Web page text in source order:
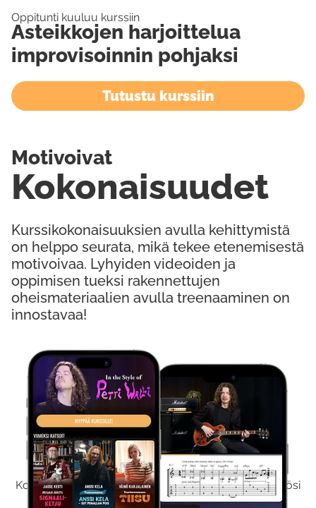
Kokeile Ilmaiseksi
Kokeilemalla ilmaiseksi saat koko sisältömme käyttöösi
viikon ajaksi.
Oppitunti kuuluu kurssiin
Asteikkojen harjoittelua
improvisoinnin pohjaksi
Tutustu kurssiin
Kurssikokonaisuuksien avulla kehittymistä
on helppo seurata, mikä tekee etenemisestä
motivoivaa. Lyhyiden videoiden ja
oppimisen tueksi rakennettujen
oheismateriaalien avulla treenaaminen on
innostavaa!
Kokonaisuudet
Motivoivat